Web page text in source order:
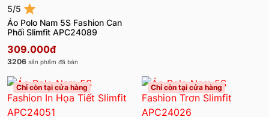
5/5
Áo Polo Nam 5S Fashion Can
Phối Slimfit APC24089
309.000đ
3206 sản phẩm đã bán
Chỉ còn tại cửa hàng Chỉ còn tại cửa hàng